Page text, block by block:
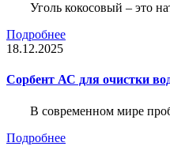
Уголь кокосовый – это
Подробнее
18.12.2025
Сорбент АС для очистки
В современном мире
Подробнее